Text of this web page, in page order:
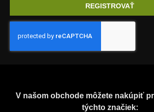
REGISTROVAŤ
V našom obchode môžete nakúpiť
týchto značiek: